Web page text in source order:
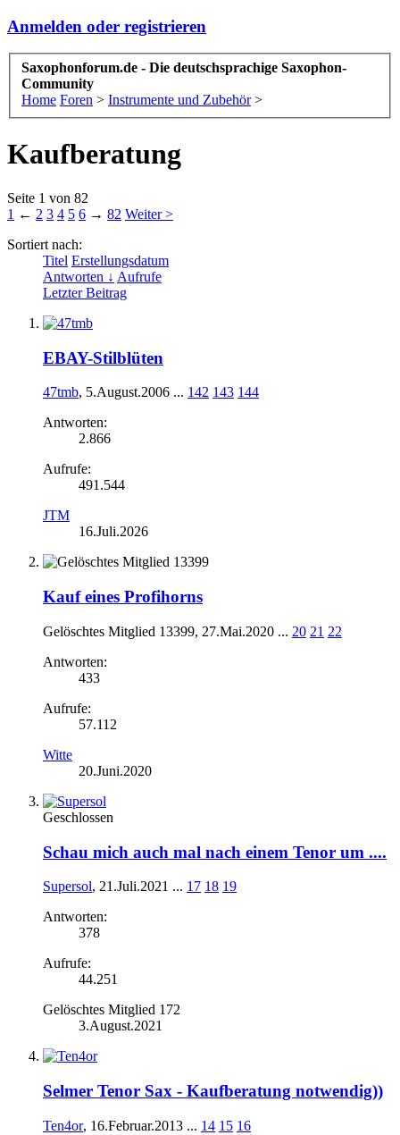
Anmelden oder registrieren
Saxophonforum.de - Die deutschsprachige Saxophon-
Community
Home Foren > Instrumente und Zubehör >
Kaufberatung
Seite 1 von 82
1 ← 2 3 4 5 6 → 82 Weiter >
Sortiert nach:
Titel Erstellungsdatum
Antworten ↓ Aufrufe
Letzter Beitrag
EBAY-Stilblüten
47tmb, 5.August.2006 ... 142 143 144
Antworten:
2.866
Aufrufe:
491.544
JTM
16.Juli.2026
Kauf eines Profihorns
Gelöschtes Mitglied 13399, 27.Mai.2020 ... 20 21 22
Antworten:
433
Aufrufe:
57.112
Witte
20.Juni.2020
Geschlossen
Schau mich auch mal nach einem Tenor um ....
Supersol, 21.Juli.2021 ... 17 18 19
Antworten:
378
Aufrufe:
44.251
Gelöschtes Mitglied 172
3.August.2021
Selmer Tenor Sax - Kaufberatung notwendig))
Ten4or, 16.Februar.2013 ... 14 15 16